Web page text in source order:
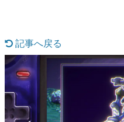
カテゴリ
特集記事
マンガ
女性向け
記事へ戻る